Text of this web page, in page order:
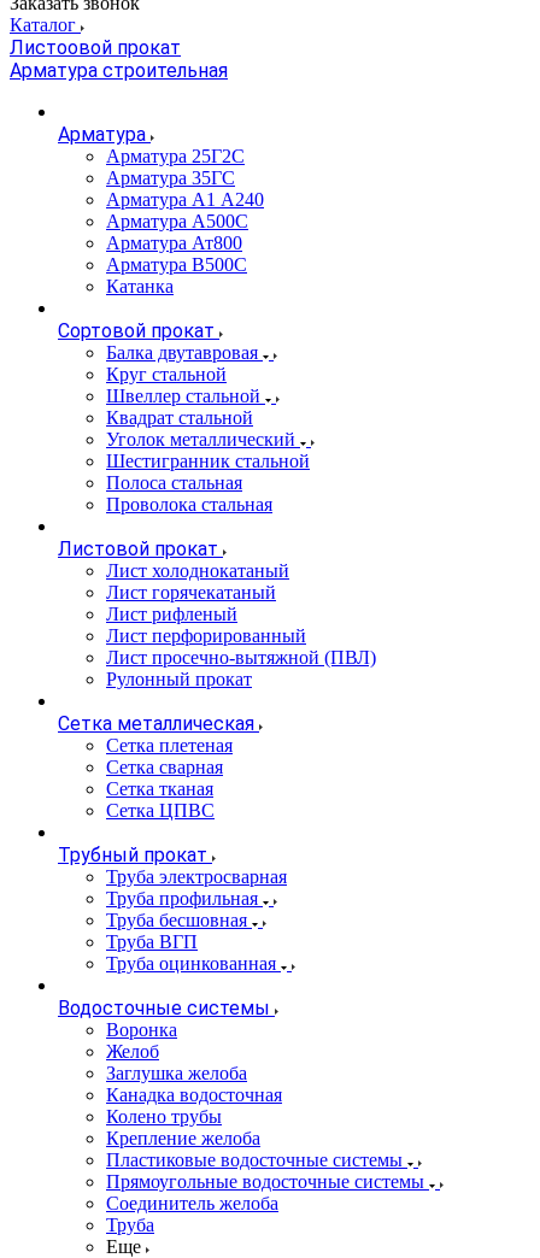
Каталог
Листоовой прокат
Арматура строительная
Арматура
Арматура 25Г2С
Арматура 35ГС
Арматура А1 А240
Арматура А500С
Арматура Ат800
Арматура В500С
Катанка
Сортовой прокат
Балка двутавровая
Круг стальной
Швеллер стальной
Квадрат стальной
Уголок металлический
Шестигранник стальной
Полоса стальная
Проволока стальная
Листовой прокат
Лист холоднокатаный
Лист горячекатаный
Лист рифленый
Лист перфорированный
Лист просечно-вытяжной (ПВЛ)
Рулонный прокат
Сетка металлическая
Сетка плетеная
Сетка сварная
Сетка тканая
Сетка ЦПВС
Трубный прокат
Труба электросварная
Труба профильная
Труба бесшовная
Труба ВГП
Труба оцинкованная
Водосточные системы
Воронка
Желоб
Заглушка желоба
Канадка водосточная
Колено трубы
Крепление желоба
Пластиковые водосточные системы
Прямоугольные водосточные системы
Соединитель желоба
Труба
Еще